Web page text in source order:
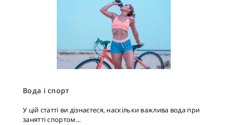
Вода і спорт
У цій статті ви дізнаєтеся, наскільки важлива вода при
занятті спортом...